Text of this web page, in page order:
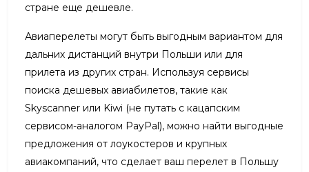
стране еще дешевле.
Авиаперелеты могут быть выгодным вариантом для
дальних дистанций внутри Польши или для
прилета из других стран. Используя сервисы
поиска дешевых авиабилетов, такие как
Skyscanner или Kiwi (не путать с кацапским
сервисом-аналогом PayPal), можно найти выгодные
предложения от лоукостеров и крупных
авиакомпаний, что сделает ваш перелет в Польшу